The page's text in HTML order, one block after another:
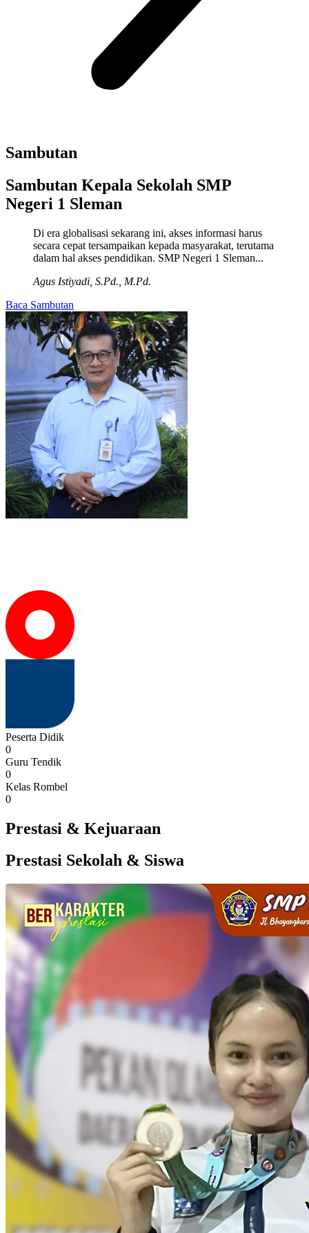
Sambutan
Sambutan Kepala Sekolah SMP
Negeri 1 Sleman
Di era globalisasi sekarang ini, akses informasi harus
secara cepat tersampaikan kepada masyarakat, terutama
dalam hal akses pendidikan. SMP Negeri 1 Sleman...
Agus Istiyadi, S.Pd., M.Pd.
Baca Sambutan
Peserta Didik
0
Guru Tendik
0
Kelas Rombel
0
Prestasi & Kejuaraan
Prestasi Sekolah & Siswa